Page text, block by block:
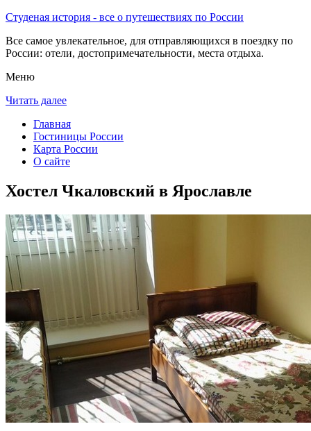
Студеная история - все о путешествиях по России
Все самое увлекательное, для отправляющихся в поездку по
России: отели, достопримечательности, места отдыха.
Меню
Читать далее
Главная
Гостиницы России
Карта России
О сайте
Хостел Чкаловский в Ярославле